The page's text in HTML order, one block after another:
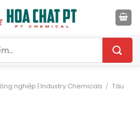
nghiệp | Industry Chemicals / Tàu